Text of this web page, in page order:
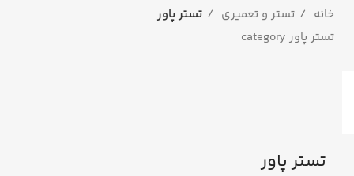
خانه تستر و تعمیری
تستر پاور
تستر پاور category
تستر پاور